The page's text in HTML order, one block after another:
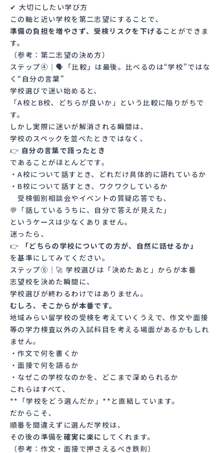
✔ 大切にしたい学び方
この軸と近い学校を第二志望にすることで、
準備の負担を増やさず、受検リスクを下げる ことができま
す。
（参考： 第二志望の決め方）
ステップ④｜🗣「比較」は最後。比べるのは“学校”ではな
く“自分の言葉”
学校選びで迷い始めると、
「A校とB校、どちらが良いか」という比較に陥りがちで
す。
しかし実際に迷いが解消される瞬間は、
学校のスペックを並べたときではなく、
👉 自分の言葉で語ったとき
であることがほとんどです。
・A校について話すとき、どれだけ具体的に語れているか
・B校について話すとき、ワクワクしているか
受検個別相談会やイベントの質疑応答でも、
💬「話しているうちに、自分で答えが見えた」
というケースは少なくありません。
迷ったら、
👉
「どちらの学校についての方が、自然に話せるか」
を基準にしてみてください。
ステップ⑤｜🚀 学校選びは「決めたあと」からが本番
志望校を決めた瞬間に、
学校選びが終わるわけではありません。
むしろ、そこからが本番です。
地域みらい留学校の受検を考えていくうえで、作文や面接
等の学力検査以外の入試科目を考える場面があるかもしれ
ません。
・作文で何を書くか
・面接で何を語るか
・なぜこの学校なのかを、どこまで深められるか
これらはすべて、
**「学校をどう選んだか」**と直結しています。
だからこそ、
順番を間違えずに選んだ学校は、
その後の準備を確実に楽に してくれます。
（参考： 作文・面接で押さえるべき鉄則）